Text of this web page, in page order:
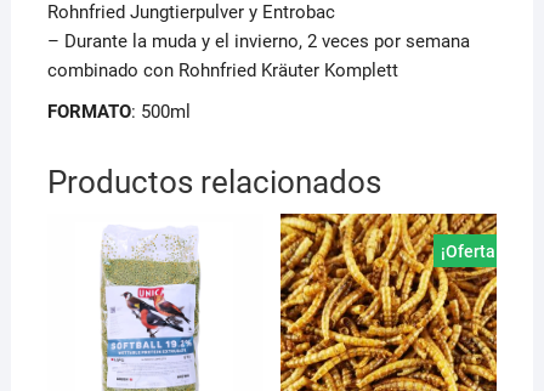
Rohnfried Jungtierpulver y Entrobac
– Durante la muda y el invierno, 2 veces por semana
combinado con Rohnfried Kräuter Komplett
FORMATO: 500ml
Productos relacionados
¡Oferta!